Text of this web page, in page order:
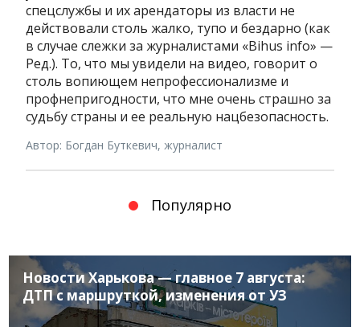
спецслужбы и их арендаторы из власти не
действовали столь жалко, тупо и бездарно (как
в случае слежки за журналистами «Bihus info» —
Ред.). То, что мы увидели на видео, говорит о
столь вопиющем непрофессионализме и
профнепригодности, что мне очень страшно за
судьбу страны и ее реальную нацбезопасность.
Автор: Богдан Буткевич, журналист
Популярно
Новости Харькова — главное 7 августа:
ДТП с маршруткой, изменения от УЗ